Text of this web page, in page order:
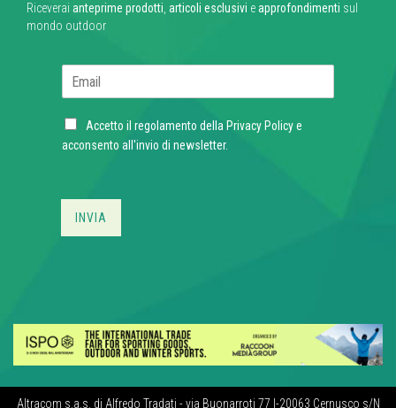
Riceverai anteprime prodotti, articoli esclusivi eapprofondimenti sul
mondo outdoor
l
C
h
Accetto il regolamento della Privacy Policye
acconsento all'invio di newsletter.
INVIA
Altracom s.a.s. di Alfredo Tradati - via Buonarroti 77 I-20063 Cernusco s/N